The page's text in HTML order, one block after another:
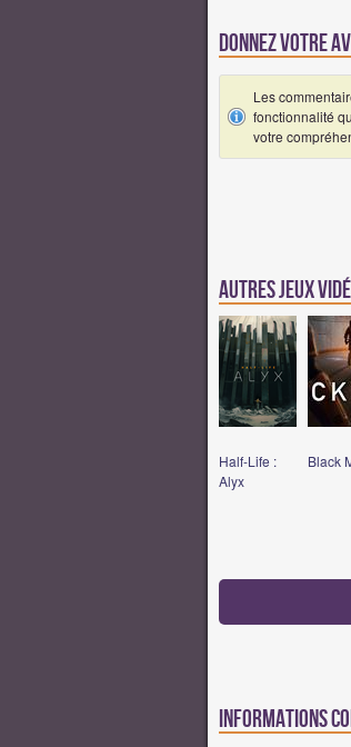
Donnez votre
Les
fonctionnalité
votre
Autres jeux
Half-Life :
Alyx
Black
Informations